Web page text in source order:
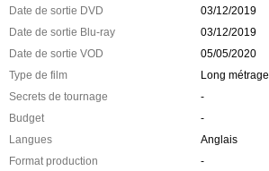
Date de sortie DVD
03/12/2019
Date de sortie Blu-ray
03/12/2019
Date de sortie VOD
05/05/2020
Type de film
Long métrage
Secrets de tournage
-
Budget
-
Langues
Anglais
Format production
-